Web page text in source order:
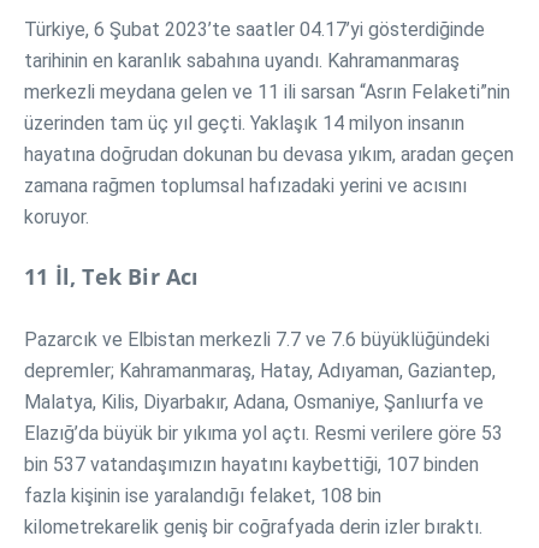
Türkiye, 6 Şubat 2023’te saatler 04.17’yi gösterdiğinde
tarihinin en karanlık sabahına uyandı. Kahramanmaraş
merkezli meydana gelen ve 11 ili sarsan “Asrın Felaketi”nin
üzerinden tam üç yıl geçti. Yaklaşık 14 milyon insanın
hayatına doğrudan dokunan bu devasa yıkım, aradan geçen
zamana rağmen toplumsal hafızadaki yerini ve acısını
koruyor.
11 İl, Tek Bir Acı
Pazarcık ve Elbistan merkezli 7.7 ve 7.6 büyüklüğündeki
depremler; Kahramanmaraş, Hatay, Adıyaman, Gaziantep,
Malatya, Kilis, Diyarbakır, Adana, Osmaniye, Şanlıurfa ve
Elazığ’da büyük bir yıkıma yol açtı. Resmi verilere göre 53
bin 537 vatandaşımızın hayatını kaybettiği, 107 binden
fazla kişinin ise yaralandığı felaket, 108 bin
kilometrekarelik geniş bir coğrafyada derin izler bıraktı.